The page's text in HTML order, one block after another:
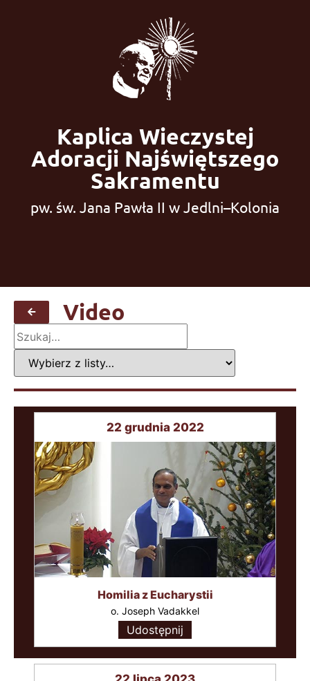
Kaplica Wieczystej
Adoracji Najświętszego
Sakramentu
pw. św. Jana Pawła II w Jedlni–Kolonia
Video
22 grudnia 2022
Homilia z Eucharystii
o. Joseph Vadakkel
Udostępnij